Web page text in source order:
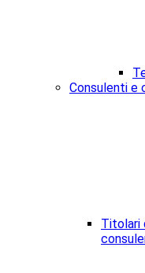
Consulenti e
Titolari